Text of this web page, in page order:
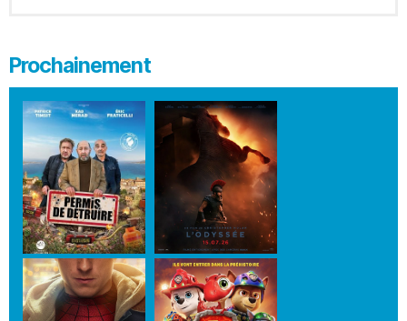
Prochainement